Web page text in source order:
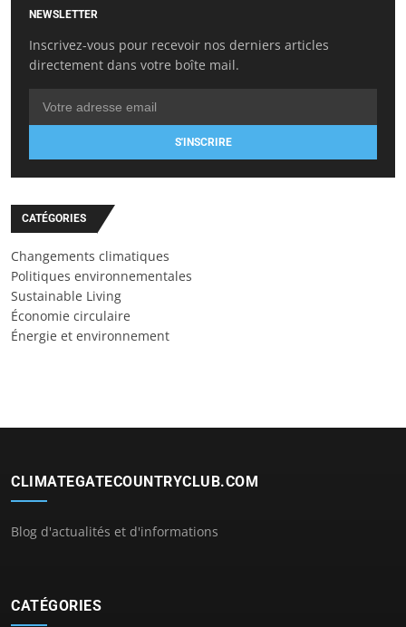
NEWSLETTER
Inscrivez-vous pour recevoir nos derniers articles
directement dans votre boîte mail.
S'INSCRIRE
CATÉGORIES
Changements climatiques
Politiques environnementales
Sustainable Living
Économie circulaire
Énergie et environnement
CLIMATEGATECOUNTRYCLUB.COM
Blog d'actualités et d'informations
CATÉGORIES